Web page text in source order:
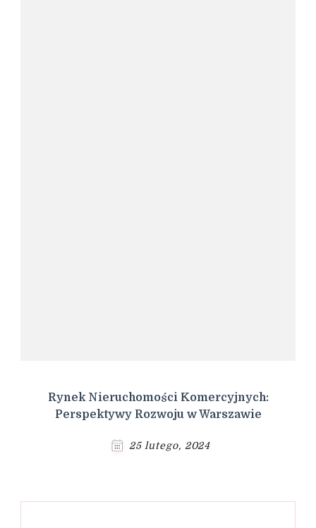
Rynek Nieruchomości Komercyjnych:
Perspektywy Rozwoju w Warszawie
25 lutego, 2024